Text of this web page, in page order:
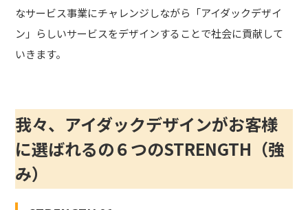
なサービス事業にチャレンジしながら「アイダックデザイ
ン」らしいサービスをデザインすることで社会に貢献して
いきます。
我々、アイダックデザインがお客様
に選ばれるの６つのSTRENGTH（強
み）